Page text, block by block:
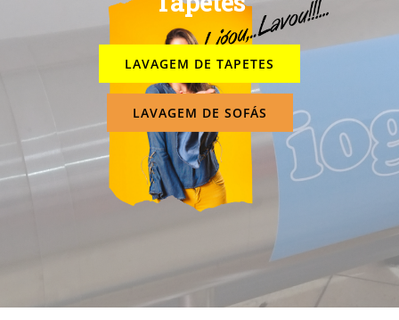
LAVAGEM DE TAPETES
LAVAGEM DE SOFÁS